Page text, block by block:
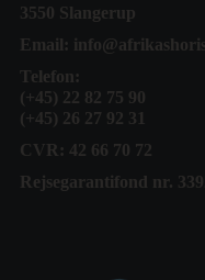
3550 Slangerup
Email:
Telefon:
(+45) 22 82 75 90
(+45) 26 27 92 31
CVR: 42 66 70 72
Rejsegarantifond nr.